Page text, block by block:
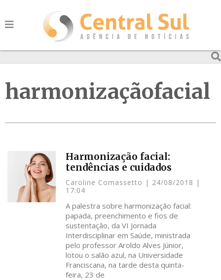
harmonizaçãofacial
Harmonização facial:
tendências e cuidados
Caroline Comassetto
24/08/2018
17:04
A palestra sobre harmonização facial:
papada, preenchimento e fios de
sustentação, da VI Jornada
Interdisciplinar em Saúde, ministrada
pelo professor Aroldo Alves Júnior,
lotou o salão azul, na Universidade
Franciscana, na tarde desta quinta-
feira, 23 de